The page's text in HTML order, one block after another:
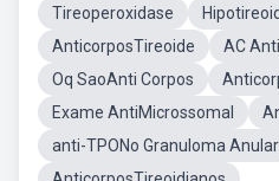
Tireoperoxidase
AnticorposTireoide
AC
Oq SaoAnti Corpos
Exame AntiMicrossomal
anti-TPONo Granuloma Anular